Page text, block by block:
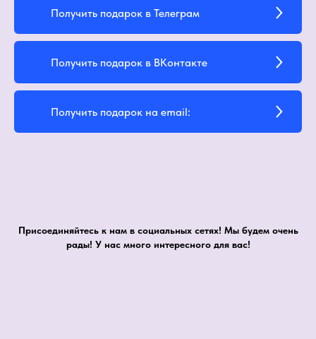
Получить подарок в Телеграм
Получить подарок в ВКонтакте
Получить подарок на email:
Присоединяйтесь к нам в социальных сетях! Мы будем очень
рады! У нас много интересного для вас!